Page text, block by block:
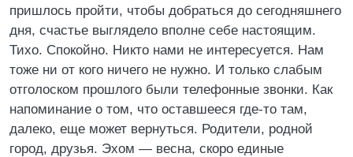
пришлось пройти, чтобы добраться до сегодняшнего
дня, счастье выглядело вполне себе настоящим.
Тихо. Спокойно. Никто нами не интересуется. Нам
тоже ни от кого ничего не нужно. И только слабым
отголоском прошлого были телефонные звонки. Как
напоминание о том, что оставшееся где-то там,
далеко, еще может вернуться. Родители, родной
город, друзья. Эхом — весна, скоро единые